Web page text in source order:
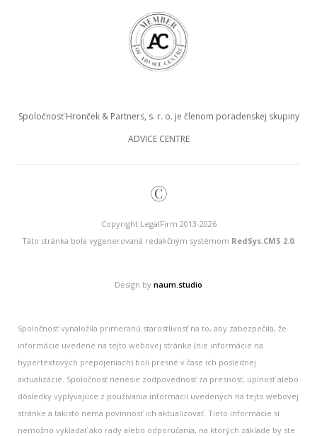
Spoločnosť Hronček & Partners, s. r. o. je členom poradenskej skupiny
ADVICE CENTRE
©
Copyright LegalFirm 2013-2026
Táto stránka bola vygenerovaná redakčným systémom RedSys.CMS 2.0.
Design by naum.studio
Spoločnosť vynaložila primeranú starostlivosť na to, aby zabezpečila, že
informácie uvedené na tejto webovej stránke (nie informácie na
hypertextových prepojeniach) boli presné v čase ich poslednej
aktualizácie. Spoločnosť nenesie zodpovednosť za presnosť, úplnosť alebo
dôsledky vyplývajúce z používania informácií uvedených na tejto webovej
stránke a takisto nemá povinnosť ich aktualizovať. Tieto informácie si
nemožno vykladať ako rady alebo odporúčania, na ktorých základe by ste